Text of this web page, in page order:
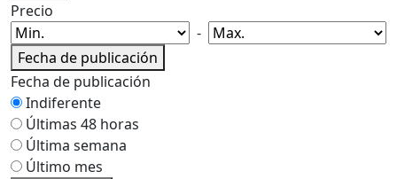
Precio
-
Fecha de publicación
Fecha de publicación
Indiferente
Últimas 48 horas
Última semana
Último mes